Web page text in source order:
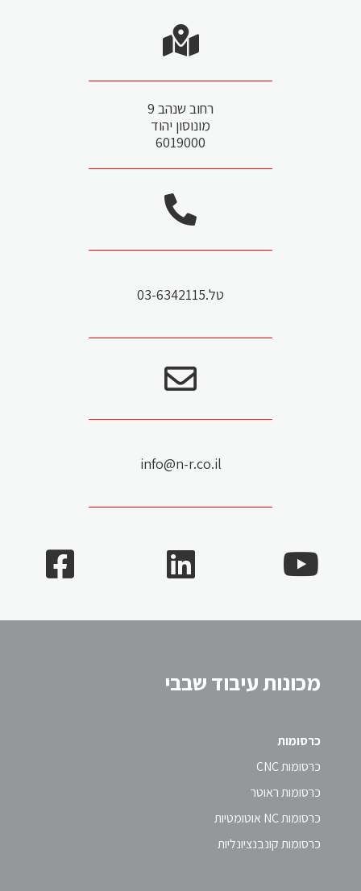
רחוב שנהב 9
מונוסון יהוד
6019000
טל.03-6342115
info@n-r.co.il
מכונות עיבוד שבבי
כרסומות
כרסומות CNC
כרסומות ראוטר
כרסומות NC אוטומטיות
כרסומות קונבנציונליות